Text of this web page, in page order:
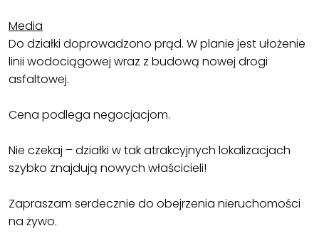
Media
Do działki doprowadzono prąd. W planie jest ułożenie
linii wodociągowej wraz z budową nowej drogi
asfaltowej.
Cena podlega negocjacjom.
Nie czekaj – działki w tak atrakcyjnych lokalizacjach
szybko znajdują nowych właścicieli!
Zapraszam serdecznie do obejrzenia nieruchomości
na żywo.